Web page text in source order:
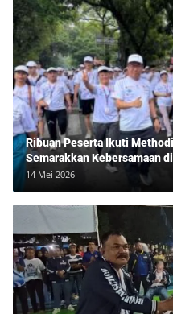
Ribuan Peserta Ikuti
Semarakkan Kebersamaan
14 Mei 2026